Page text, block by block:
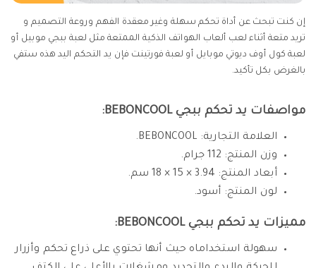
إن كنت تبحث عن أداة تحكم سهلة وغير معقدة الفهم وروعة التصميم و
تريد متعة أثناء لعب ألعاب الهواتف الذكية الممتعة مثل لعبة ببجي موبيل أو
لعبة كول أوف ديوتي موبايل أو لعبة فورتينت فإن يد التحكم اليد هذه ستفي
بالغرض بكل تأكيد.
مواصفات يد تحكم ببجي BEBONCOOL:
العلامة التجارية: BEBONCOOL.
وزن المنتج: 112 جرام.
أبعاد المنتج: 3.94 × 15 × 18 سم.
لون المنتج: أسود.
مميزات يد تحكم ببجي BEBONCOOL:
سهولة استخداماه حيث أنها تحتوي على ذراع تحكم وأزرار